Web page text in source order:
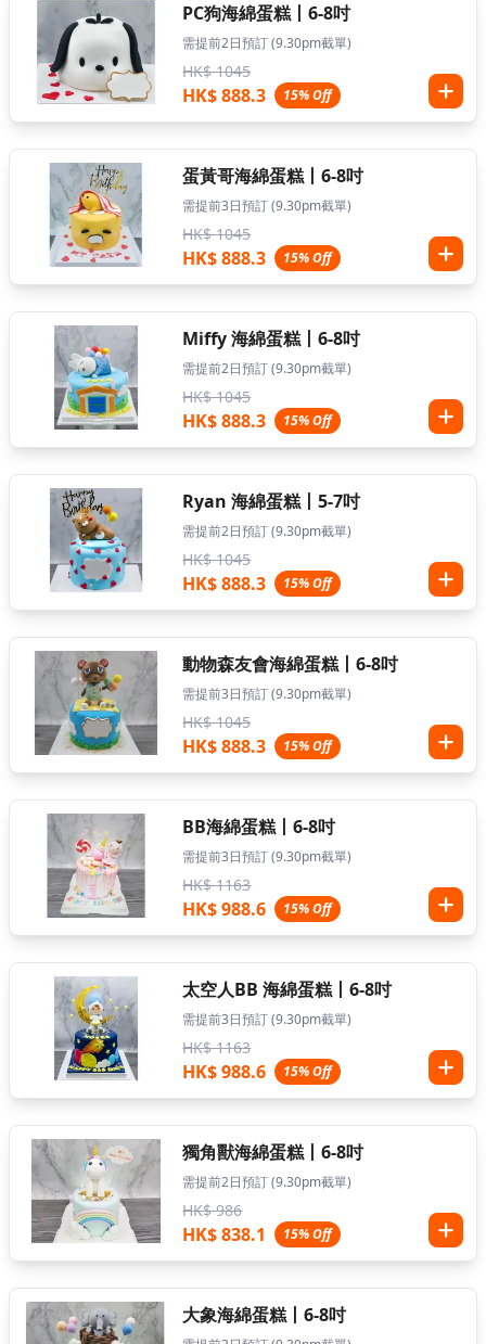
PC狗海綿蛋糕丨6-8吋
需提前2日預訂 (9.30pm截單)
HK$ 1045
HK$ 888.3 15% Off
蛋黃哥海綿蛋糕丨6-8吋
需提前3日預訂 (9.30pm截單)
HK$ 1045
HK$ 888.3 15% Off
Miffy 海綿蛋糕丨6-8吋
需提前2日預訂 (9.30pm截單)
HK$ 1045
HK$ 888.3 15% Off
Ryan 海綿蛋糕丨5-7吋
需提前2日預訂 (9.30pm截單)
HK$ 1045
HK$ 888.3 15% Off
動物森友會海綿蛋糕丨6-8吋
需提前3日預訂 (9.30pm截單)
HK$ 1045
HK$ 888.3 15% Off
BB海綿蛋糕丨6-8吋
需提前3日預訂 (9.30pm截單)
HK$ 1163
HK$ 988.6 15% Off
太空人BB 海綿蛋糕丨6-8吋
需提前3日預訂 (9.30pm截單)
HK$ 1163
HK$ 988.6 15% Off
獨角獸海綿蛋糕丨6-8吋
需提前2日預訂 (9.30pm截單)
HK$ 986
HK$ 838.1 15% Off
大象海綿蛋糕丨6-8吋